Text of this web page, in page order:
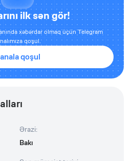
ilk sən gör!
xəbərdar olmaq üçün Telegram
qoşul.
qoşul
Ərazi:
Bakı